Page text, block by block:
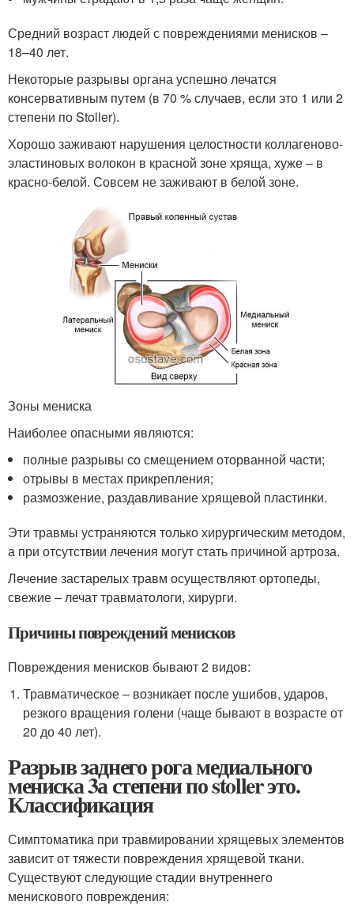
Средний возраст людей с повреждениями менисков –
18–40 лет.
Некоторые разрывы органа успешно лечатся
консервативным путем (в 70 % случаев, если это 1 или 2
степени по Stoller).
Хорошо заживают нарушения целостности коллагеново-
эластиновых волокон в красной зоне хряща, хуже – в
красно-белой. Совсем не заживают в белой зоне.
Зоны мениска
Наиболее опасными являются:
полные разрывы со смещением оторванной части;
отрывы в местах прикрепления;
размозжение, раздавливание хрящевой пластинки.
Эти травмы устраняются только хирургическим методом,
а при отсутствии лечения могут стать причиной артроза.
Лечение застарелых травм осуществляют ортопеды,
свежие – лечат травматологи, хирурги.
Причины повреждений менисков
Повреждения менисков бывают 2 видов:
Травматическое – возникает после ушибов, ударов,
резкого вращения голени (чаще бывают в возрасте от
20 до 40 лет).
Разрыв заднего рога медиального
мениска 3а степени по stoller это.
Классификация
Симптоматика при травмировании хрящевых элементов
зависит от тяжести повреждения хрящевой ткани.
Существуют следующие стадии внутреннего
менискового повреждения: